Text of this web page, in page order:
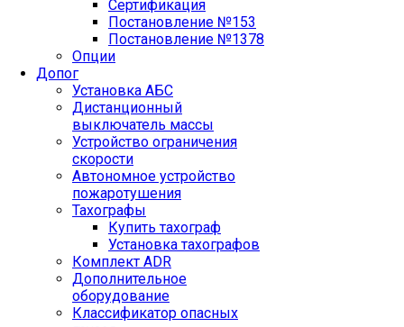
Сертификация
Постановление №153
Постановление №1378
Опции
Допог
Установка АБС
Дистанционный
выключатель массы
Устройство ограничения
скорости
Автономное устройство
пожаротушения
Тахографы
Купить тахограф
Установка тахографов
Комплект ADR
Дополнительное
оборудование
Классификатор опасных